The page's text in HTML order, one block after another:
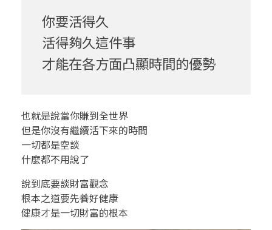
財
富
的
根
本
你要活得久
活得夠久這件事
才能在各方面凸顯時間的優勢
也就是說當你賺到全世界
但是你沒有繼續活下來的時間
一切都是空談
什麼都不用說了
說到底要談財富觀念
根本之道要先養好健康
健康才是一切財富的根本